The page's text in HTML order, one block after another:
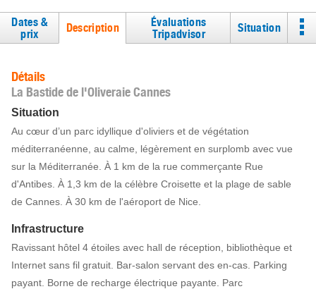
Dates &
prix
Description
Évaluations
Tripadvisor
Situation
Détails
La Bastide de l'Oliveraie Cannes
Situation
Au cœur d’un parc idyllique d'oliviers et de végétation
méditerranéenne, au calme, légèrement en surplomb avec vue
sur la Méditerranée. À 1 km de la rue commerçante Rue
d'Antibes. À 1,3 km de la célèbre Croisette et la plage de sable
de Cannes. À 30 km de l'aéroport de Nice.
Infrastructure
Ravissant hôtel 4 étoiles avec hall de réception, bibliothèque et
Internet sans fil gratuit. Bar-salon servant des en-cas. Parking
payant. Borne de recharge électrique payante. Parc